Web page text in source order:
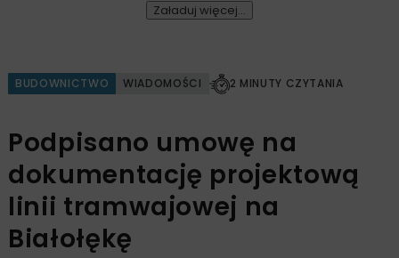
Załaduj więcej...
BUDOWNICTWO WIADOMOŚCI 2 MINUTY CZYTANIA
Podpisano umowę na
dokumentację projektową
linii tramwajowej na
Białołękę